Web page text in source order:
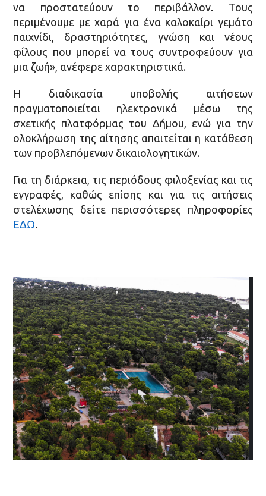
να προστατεύουν το περιβάλλον. Τους
περιμένουμε με χαρά για ένα καλοκαίρι γεμάτο
παιχνίδι, δραστηριότητες, γνώση και νέους
φίλους που μπορεί να τους συντροφεύουν για
μια ζωή», ανέφερε χαρακτηριστικά.
Η διαδικασία υποβολής αιτήσεων
πραγματοποιείται ηλεκτρονικά μέσω της
σχετικής πλατφόρμας του Δήμου, ενώ για την
ολοκλήρωση της αίτησης απαιτείται η κατάθεση
των προβλεπόμενων δικαιολογητικών.
Για τη διάρκεια, τις περιόδους φιλοξενίας και τις
εγγραφές, καθώς επίσης και για τις αιτήσεις
στελέχωσης δείτε περισσότερες πληροφορίες
ΕΔΩ.